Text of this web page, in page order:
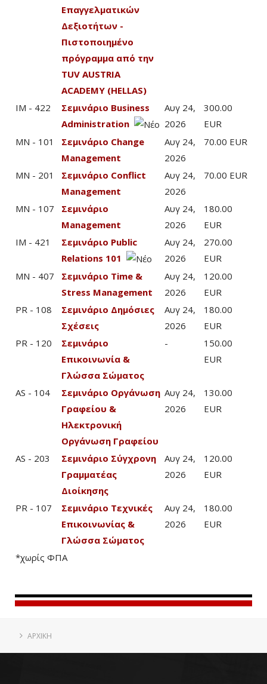
Επαγγελματικών
Δεξιοτήτων -
Πιστοποιημένο
πρόγραμμα από την
TUV AUSTRIA
ACADEMY (HELLAS)
IM - 422
Σεμινάριο Business
Administration
Αυγ 24,
2026
300.00
EUR
MN - 101
Σεμινάριο Change
Management
Αυγ 24,
2026
70.00 EUR
MN - 201
Σεμινάριο Conflict
Management
Αυγ 24,
2026
70.00 EUR
MN - 107
Σεμινάριο
Management
Αυγ 24,
2026
180.00
EUR
IM - 421
Σεμινάριο Public
Relations 101
Αυγ 24,
2026
270.00
EUR
MN - 407
Σεμινάριο Time &
Stress Management
Αυγ 24,
2026
120.00
EUR
PR - 108
Σεμινάριο Δημόσιες
Σχέσεις
Αυγ 24,
2026
180.00
EUR
PR - 120
Σεμινάριο
Επικοινωνία &
Γλώσσα Σώματος
-
150.00
EUR
AS - 104
Σεμινάριο Οργάνωση
Γραφείου &
Ηλεκτρονική
Οργάνωση Γραφείου
Αυγ 24,
2026
130.00
EUR
AS - 203
Σεμινάριο Σύγχρονη
Γραμματέας
Διοίκησης
Αυγ 24,
2026
120.00
EUR
PR - 107
Σεμινάριο Τεχνικές
Επικοινωνίας &
Γλώσσα Σώματος
Αυγ 24,
2026
180.00
EUR
*χωρίς ΦΠΑ
ΑΡΧΙΚΗ